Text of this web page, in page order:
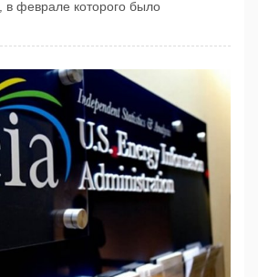
в феврале которого было